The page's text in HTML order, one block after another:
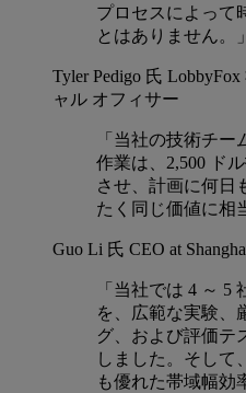
プロセスによって
とはありません。」
Tyler Pedigo 氏
ャル オフィサー
「当社の技術チー
作業は、2,500 ド
させ、計画に何日
たく同じ価値に相
Guo Li 氏 CEO at
「当社では 4 ～ 5
を、広範な実験、
グ、および評価テ
しました。そして
も優れた帯域幅効